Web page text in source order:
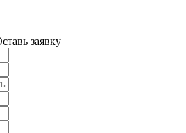
заявку